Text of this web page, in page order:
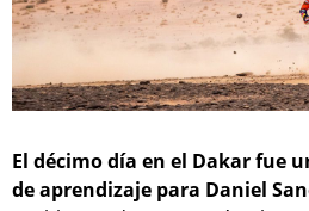
El décimo día en el Dakar fue
de aprendizaje para Daniel